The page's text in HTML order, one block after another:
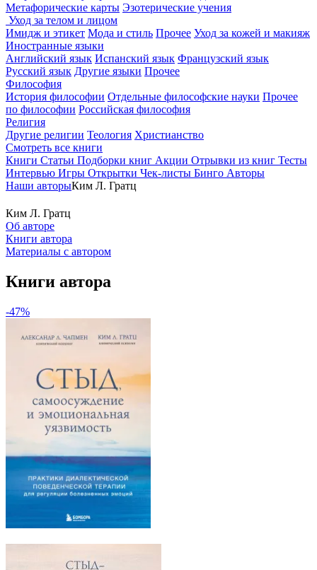
Метафорические карты Эзотерические учения
Уход за телом и лицом
Имидж и этикет Мода и стиль Прочее Уход за кожей и макияж
Иностранные языки
Английский язык Испанский язык Французский язык
Русский язык Другие языки Прочее
Философия
История философии Отдельные философские науки Прочее
по философии Российская философия
Религия
Другие религии Теология Христианство
Смотреть все книги
Книги Статьи Подборки книг Акции Отрывки из книг Тесты
Интервью Игры Открытки Чек-листы Бинго Авторы
Наши авторыКим Л. Гратц
Ким Л. Гратц
Об авторе
Книги автора
Материалы с автором
Книги автора
-47%